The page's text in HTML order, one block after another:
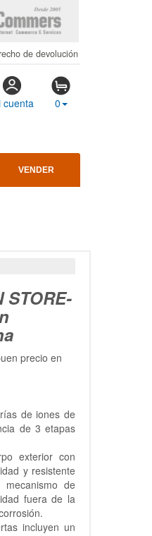
de devolución
cuenta 0
VENDER
precio en
de iones de
de 3 etapas
exterior con
y resistente
de
fuera de la
incluyen un